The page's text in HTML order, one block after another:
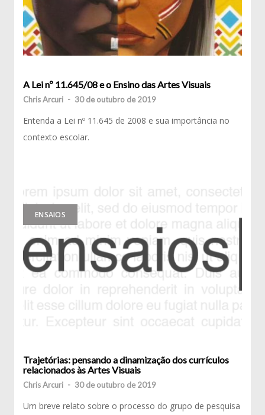
A Lei nº 11.645/08 e o Ensino das Artes Visuais
Chris Arcuri - 30 de outubro de 2019
Entenda a Lei nº 11.645 de 2008 e sua importância no
contexto escolar.
ENSAIOS
Trajetórias: pensando a dinamização dos currículos
relacionados às Artes Visuais
Chris Arcuri - 30 de outubro de 2019
Um breve relato sobre o processo do grupo de pesquisa